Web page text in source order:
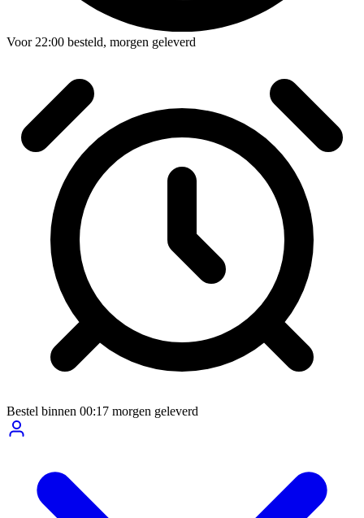
Voor22:00 besteld, morgen geleverd
Bestel binnen 00:17 morgen geleverd